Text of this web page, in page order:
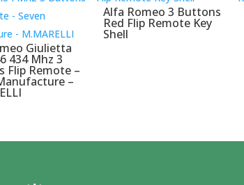
Giulietta
434 Mhz 3
Flip Remote –
–
Alfa Romeo 3 Buttons
Red Flip Remote Key
Shell